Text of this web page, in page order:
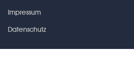
Impressum
Datenschutz